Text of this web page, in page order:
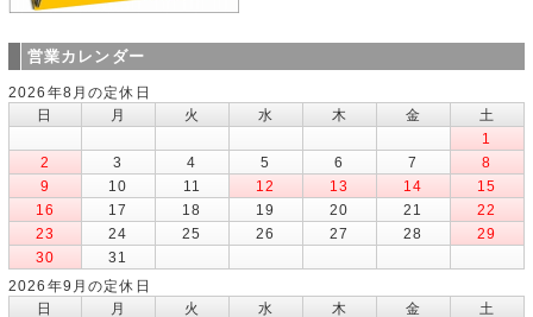
営業カレンダー
2026年8月の定休日
日
月 火 水 木 金
土
1
2
3 4 5 6 7
8
9
10 11 12 13 14
15
16
17 18 19 20 21
22
23
24 25 26 27 28
29
30
31
2026年9月の定休日
日
月 火 水 木 金
土